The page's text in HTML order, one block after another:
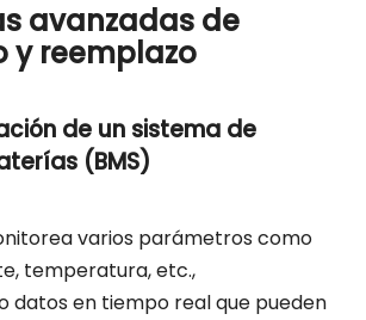
avanzadas de
y reemplazo
de un sistema de
(BMS)
varios parámetros como
temperatura, etc.,
datos en tiempo real que pueden